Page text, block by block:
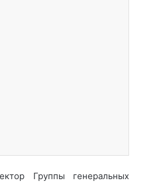
Группы генеральных